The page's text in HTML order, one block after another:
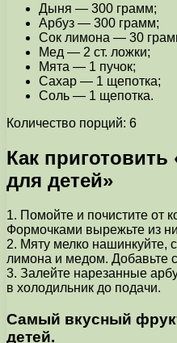
Дыня — 300 грамм;
Арбуз — 300 грамм;
Сок лимона — 30
Мед — 2 ст. ложки;
Мята — 1 пучок;
Сахар — 1 щепотка;
Соль — 1 щепотка.
Количество порций: 6
Как
для детей»
1. Помойте и почистите от
Формочками вырежьте из
2. Мяту мелко нашинкуйте,
лимона и медом. Добавьте
3. Залейте нарезанные
в холодильник до подачи.
Самый вкусный
детей.